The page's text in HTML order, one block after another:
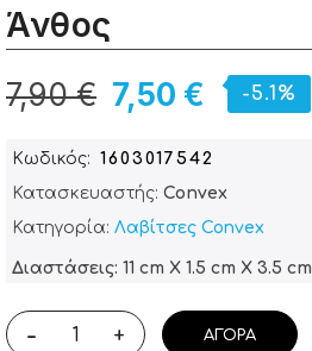
Άνθος
7,50 €
7,90 € -5.1%
Κωδικός
1603017542
Κατασκευαστής: Convex
Κατηγορία: Λαβίτσες Convex
Διαστάσεις: 11 cm X 1.5 cm X 3.5 cm
- + ΑΓΟΡΆ